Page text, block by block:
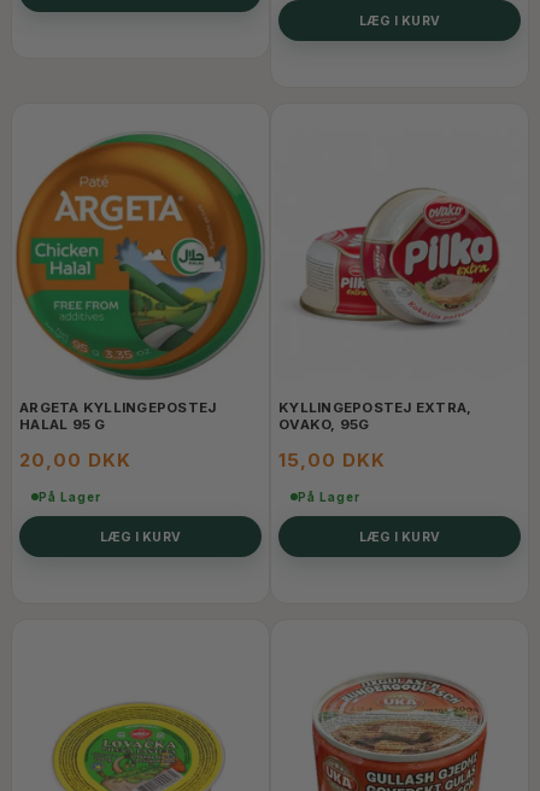
LÆG I KURV
ARGETA KYLLINGEPOSTEJ
HALAL 95 G
20,00 DKK
På Lager
LÆG I KURV
KYLLINGEPOSTEJ EXTRA,
OVAKO, 95G
15,00 DKK
På Lager
LÆG I KURV